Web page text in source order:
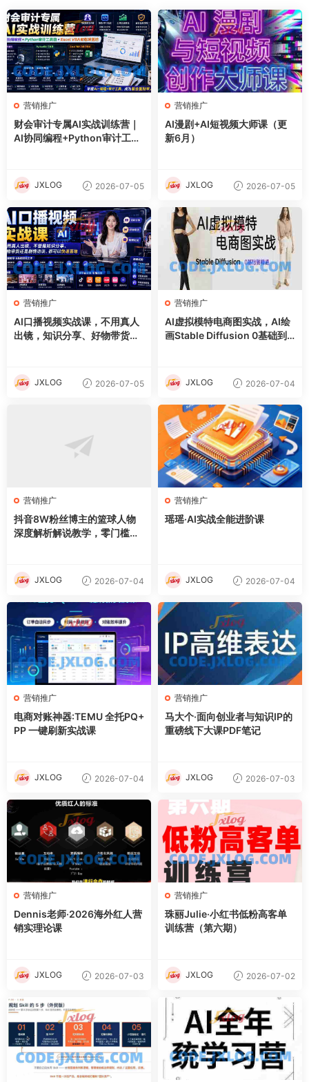
营销推广
财会审计专属AI实战训练营｜
AI协同编程+Python审计工具
JXLOG 2026-07-05
营销推广
AI漫剧+AI短视频大师课（更
新6月）
JXLOG 2026-07-05
营销推广
AI口播视频实战课，不用真人
出镜，知识分享、好物带货剧
JXLOG 2026-07-05
营销推广
AI虚拟模特电商图实战，AI绘
画Stable Diffusion 0基础到
JXLOG 2026-07-04
营销推广
抖音8W粉丝博主的篮球人物
深度解析解说教学，零门槛玩
JXLOG 2026-07-04
营销推广
瑶瑶·AI实战全能进阶课
JXLOG 2026-07-04
营销推广
电商对账神器:TEMU 全托PQ+
PP 一键刷新实战课
JXLOG 2026-07-04
营销推广
马大个·面向创业者与知识IP的
重磅线下大课PDF笔记
JXLOG 2026-07-03
营销推广
Dennis老师·2026海外红人营
销实理论课
JXLOG 2026-07-03
营销推广
珠丽Julie·小红书低粉高客单
训练营（第六期）
JXLOG 2026-07-02